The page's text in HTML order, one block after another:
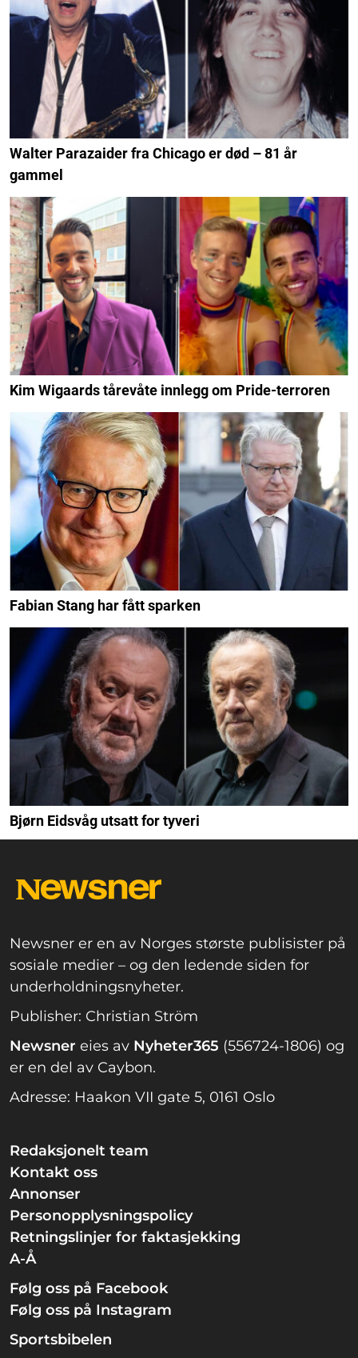
Walter Parazaider fra Chicago er død – 81 år
gammel
Kim Wigaards tårevåte innlegg om Pride-terroren
Fabian Stang har fått sparken
Bjørn Eidsvåg utsatt for tyveri
Newsner er en av Norges største publisister på
sosiale medier – og den ledende siden for
underholdningsnyheter.
Publisher: Christian Ström
Newsner eies av Nyheter365 (556724-1806) og
er en del av Caybon.
Adresse: Haakon VII gate 5, 0161 Oslo
Redaksjonelt team
Kontakt oss
Annonser
Personopplysningspolicy
Retningslinjer for faktasjekking
A-Å
Følg oss på Facebook
Følg oss på Instagram
Sportsbibelen